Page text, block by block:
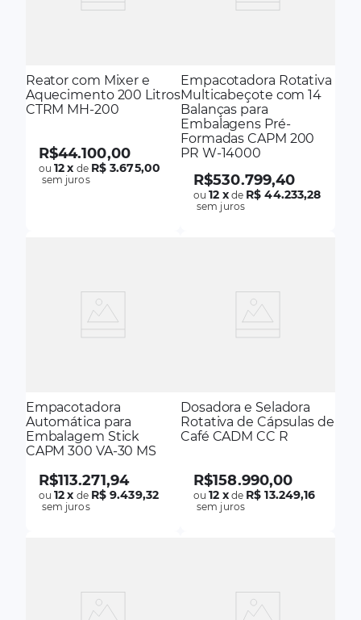
Reator com Mixer e
Aquecimento 200 Litros
CTRM MH-200
R$44.100,00
ou12x de R$ 3.675,00
sem juros
Empacotadora Rotativa
Multicabeçote com 14
Balanças para
Embalagens Pré-
Formadas CAPM 200
PR W-14000
R$530.799,40
ou12 xde R$ 44.233,28
sem juros
Empacotadora
Automática para
Embalagem Stick
CAPM 300 VA-30 MS
R$113.271,94
ou12x de R$ 9.439,32
sem juros
Dosadora e Seladora
Rotativa de Cápsulas de
Café CADM CC R
R$158.990,00
ou12 xde R$ 13.249,16
sem juros